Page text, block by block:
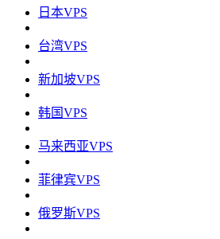
日本VPS
台湾VPS
新加坡VPS
韩国VPS
马来西亚VPS
菲律宾VPS
俄罗斯VPS